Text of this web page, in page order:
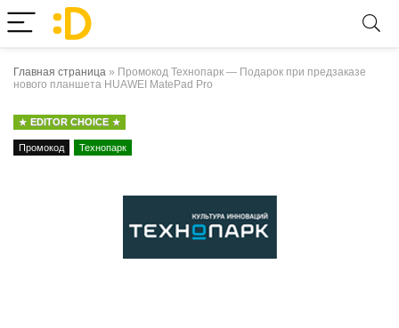
Главная страница » Промокод Технопарк — Подарок при предзаказе
нового планшета HUAWEI MatePad Pro
EDITOR CHOICE
Промокод Технопарк